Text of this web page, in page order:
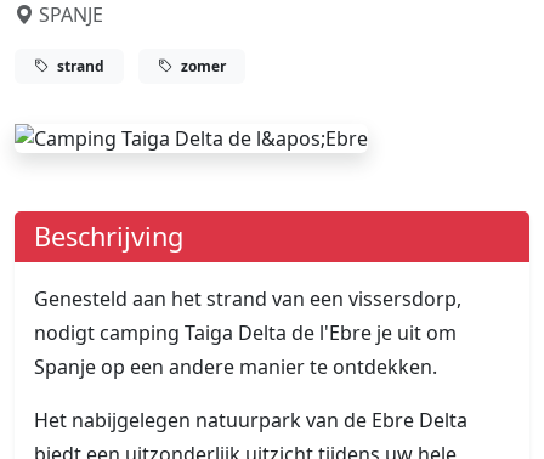
SPANJE
strand zomer
Beschrijving
Genesteld aan het strand van een vissersdorp,
nodigt camping Taiga Delta de l'Ebre je uit om
Spanje op een andere manier te ontdekken.
Het nabijgelegen natuurpark van de Ebre Delta